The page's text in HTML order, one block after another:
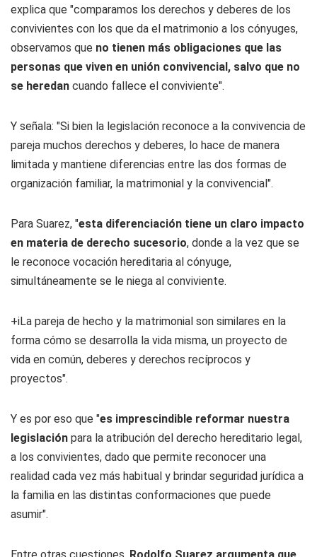
explica que "comparamos los derechos y deberes de los
convivientes con los que da el matrimonio a los cónyuges,
observamos que no tienen más obligaciones que las
personas que viven en unión convivencial, salvo que no
se heredan cuando fallece el conviviente".
Y señala: "Si bien la legislación reconoce a la convivencia de
pareja muchos derechos y deberes, lo hace de manera
limitada y mantiene diferencias entre las dos formas de
organización familiar, la matrimonial y la convivencial".
Para Suarez, "esta diferenciación tiene un claro impacto
en materia de derecho sucesorio, donde a la vez que se
le reconoce vocación hereditaria al cónyuge,
simultáneamente se le niega al conviviente.
+iLa pareja de hecho y la matrimonial son similares en la
forma cómo se desarrolla la vida misma, un proyecto de
vida en común, deberes y derechos recíprocos y
proyectos".
Y es por eso que "es imprescindible reformar nuestra
legislación para la atribución del derecho hereditario legal,
a los convivientes, dado que permite reconocer una
realidad cada vez más habitual y brindar seguridad jurídica a
la familia en las distintas conformaciones que puede
asumir".